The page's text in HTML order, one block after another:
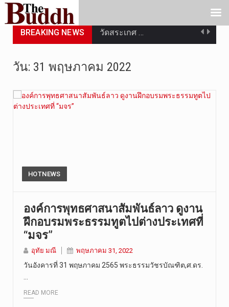
BREAKING NEWS วัดสระเกศ …
วันที่ 5 ส…
บทวิเคราะห…
วัน: 31 พฤษภาคม 2022
HOTNEWS
องค์การพุทธศาสนาสัมพันธ์ลาว ดูงาน
ฝึกอบรมพระธรรมทูตไปต่างประเทศที่
“มจร”
อุทัย มณี พฤษภาคม 31, 2022
วันอังคารที่ 31 พฤษภาคม 2565 พระธรรมวัชรบัณฑิต,ศ.ดร.
READ MORE